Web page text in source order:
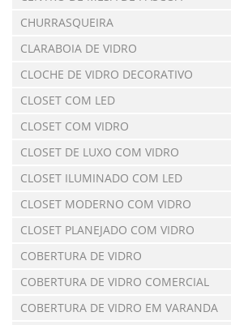
CHURRASQUEIRA
CLARABOIA DE VIDRO
CLOCHE DE VIDRO DECORATIVO
CLOSET COM LED
CLOSET COM VIDRO
CLOSET DE LUXO COM VIDRO
CLOSET ILUMINADO COM LED
CLOSET MODERNO COM VIDRO
CLOSET PLANEJADO COM VIDRO
COBERTURA DE VIDRO
COBERTURA DE VIDRO COMERCIAL
COBERTURA DE VIDRO EM VARANDA